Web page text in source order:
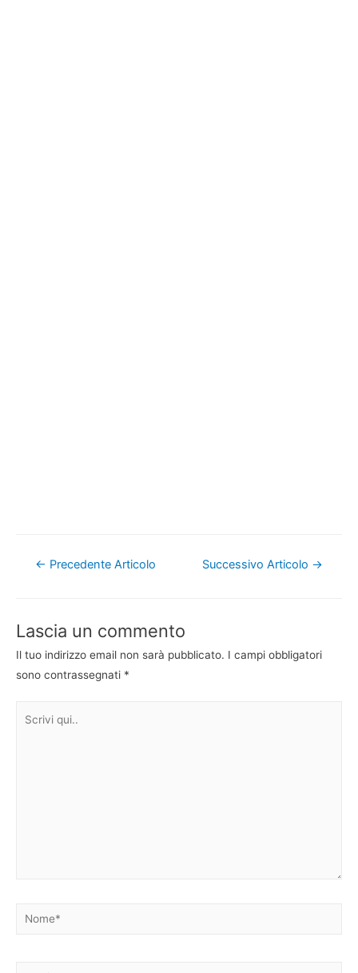
Navigazione
← Precedente Articolo Successivo Articolo →
Lascia un commento
Il tuo indirizzo email non sarà pubblicato. I campi obbligatori
sono contrassegnati *
Nome*